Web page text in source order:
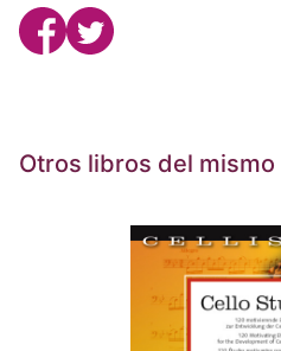
Otros libros del mismo